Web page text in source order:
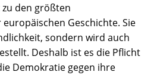
den größten
Geschichte. Sie
sondern wird auch
Deshalb ist es die Pflicht
Demokratie gegen ihre